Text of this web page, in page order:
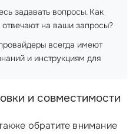
задавать вопросы. Как
на ваши запросы?
всегда имеют
и инструкциям для
и совместимости
обратите внимание